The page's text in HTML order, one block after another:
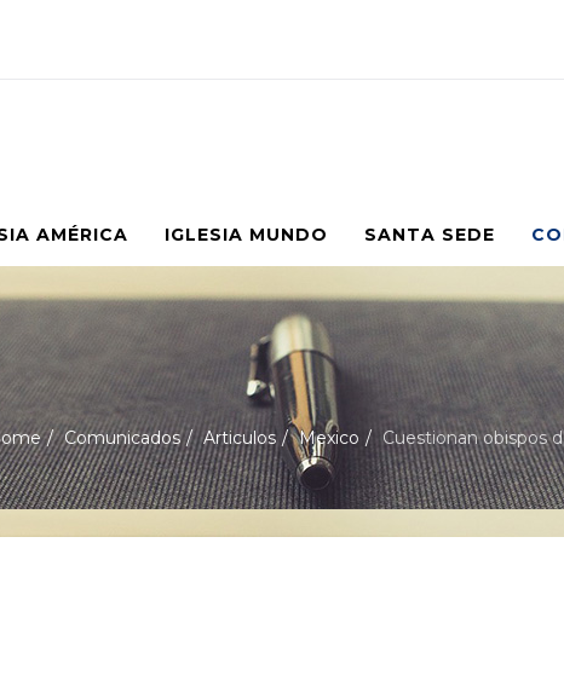
AMÉRICA IGLESIA MUNDO SANTA SEDE
Comunicados Articulos Mexico Cuestionan obispos